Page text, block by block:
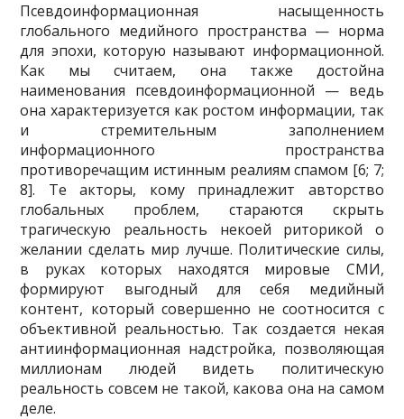
Псевдоинформационная насыщенность
глобального медийного пространства — норма
для эпо­хи, которую называют информационной.
Как мы считаем, она также достойна
наименования псевдо­информационной — ведь
она характеризуется как ростом информации, так
и стремительным заполне­нием
информационного пространства
противоречащим истинным реалиям спамом [6; 7;
8]. Те акто­ры, кому принадлежит авторство
глобальных проблем, стараются скрыть
трагическую реальность не­коей риторикой о
желании сделать мир лучше. Политические силы,
в руках которых находятся мировые СМИ,
формируют выгодный для себя медийный
контент, который совершенно не соотносится с
объективной реальностью. Так создается некая
антиинформационная надстройка, позволяющая
мил­лионам людей видеть политическую
реальность совсем не такой, какова она на самом
деле.